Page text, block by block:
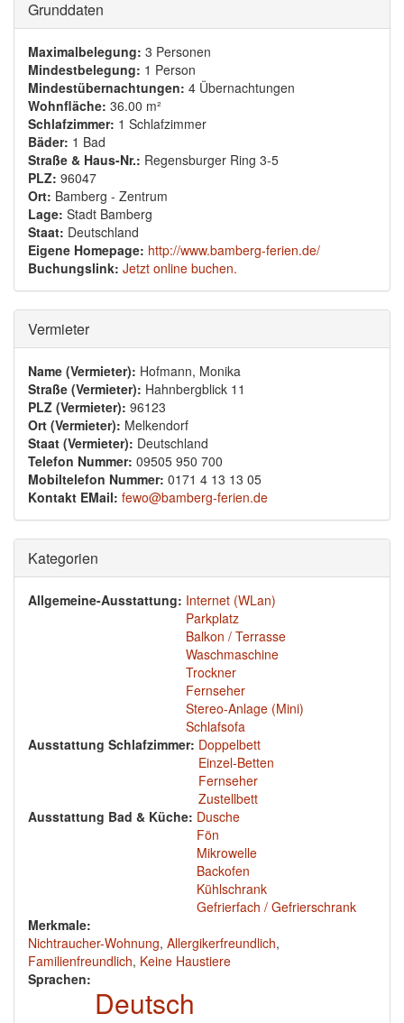
Ausblenden
Grunddaten
Maximalbelegung: 3 Personen
Mindestbelegung: 1 Person
Mindestübernachtungen: 4 Übernachtungen
Wohnfläche: 36.00 m²
Schlafzimmer: 1 Schlafzimmer
Bäder: 1 Bad
Straße & Haus-Nr.: Regensburger Ring 3-5
PLZ: 96047
Ort: Bamberg - Zentrum
Lage: Stadt Bamberg
Staat: Deutschland
Eigene Homepage: http://www.bamberg-ferien.de/
Buchungslink: Jetzt online buchen.
Ausblenden
Vermieter
Name (Vermieter): Hofmann, Monika
Straße (Vermieter): Hahnbergblick 11
PLZ (Vermieter): 96123
Ort (Vermieter): Melkendorf
Staat (Vermieter): Deutschland
Telefon Nummer: 09505 950 700
Mobiltelefon Nummer: 0171 4 13 13 05
Kontakt EMail: fewo@bamberg-ferien.de
Ausblenden
Kategorien
Allgemeine-Ausstattung: Internet (WLan)
Parkplatz
Balkon / Terrasse
Waschmaschine
Trockner
Fernseher
Stereo-Anlage (Mini)
Schlafsofa
Ausstattung Schlafzimmer: Doppelbett
Einzel-Betten
Fernseher
Zustellbett
Ausstattung Bad & Küche: Dusche
Fön
Mikrowelle
Backofen
Kühlschrank
Gefrierfach / Gefrierschrank
Merkmale:
Nichtraucher-Wohnung, Allergikerfreundlich,
Familienfreundlich, Keine Haustiere
Sprachen:
Deutsch